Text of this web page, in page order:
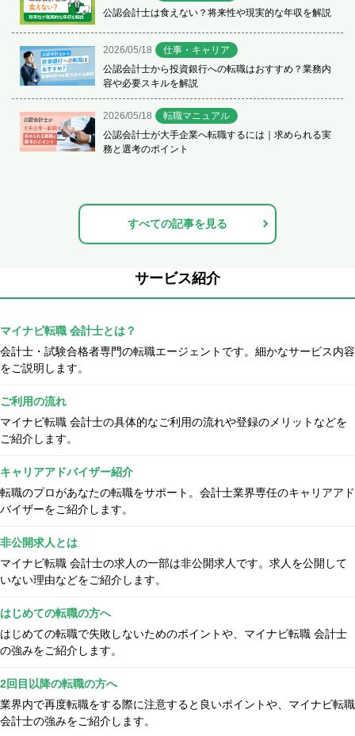
公認会計士は食えない？将来性や現実的な年収を解説
2026/05/18
仕事・キャリア
公認会計士から投資銀行への転職はおすすめ？業務内
容や必要スキルを解説
2026/05/18
転職マニュアル
公認会計士が大手企業へ転職するには｜求められる実
務と選考のポイント
すべての記事を見る
サービス紹介
マイナビ転職 会計士とは？
会計士・試験合格者専門の転職エージェントです。細かなサービス内容
をご説明します。
ご利用の流れ
マイナビ転職 会計士の具体的なご利用の流れや登録のメリットなどを
ご紹介します。
キャリアアドバイザー紹介
転職のプロがあなたの転職をサポート。会計士業界専任のキャリアアド
バイザーをご紹介します。
非公開求人とは
マイナビ転職 会計士の求人の一部は非公開求人です。求人を公開して
いない理由などをご紹介します。
はじめての転職の方へ
はじめての転職で失敗しないためのポイントや、マイナビ転職 会計士
の強みをご紹介します。
2回目以降の転職の方へ
業界内で再度転職をする際に注意すると良いポイントや、マイナビ転職
会計士の強みをご紹介します。